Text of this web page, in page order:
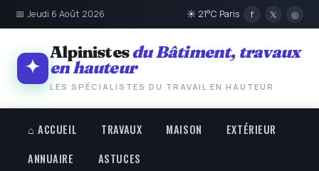
📅 Jeudi 6 Août 2026 ☀ 21°C Paris f 𝕏 ◎
Alpinistesdu Bâtiment, travaux
en hauteur
LES SPÉCIALISTES DU TRAVAIL EN HAUTEUR
⌂ ACCUEIL TRAVAUX MAISON
EXTÉRIEUR
ANNUAIRE
ASTUCES